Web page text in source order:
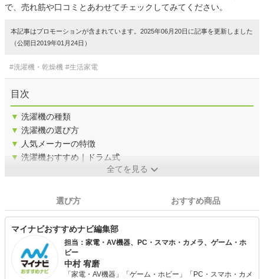
で、売れ筋や口コミとあわせてチェックしてみてください。
本記事はプロモーションが含まれています。2025年06月20日に記事を更新しました
（公開日2019年01月24日）
#洗濯機・乾燥機 #生活家電
目次
▼ 洗濯機の種類
▼ 洗濯機の選び方
▼
人気メーカーの特徴
▼ 洗濯機おすすめ｜ドラム式
全てを見る
選び方 おすすめ商品
マイナビおすすめナビ編集部
担当：家電・AV機器、PC・スマホ・カメラ、ゲーム・ホ
ビー
中村 宥磨
「家電・AV機器」「ゲーム・ホビー」「PC・スマホ・カメ